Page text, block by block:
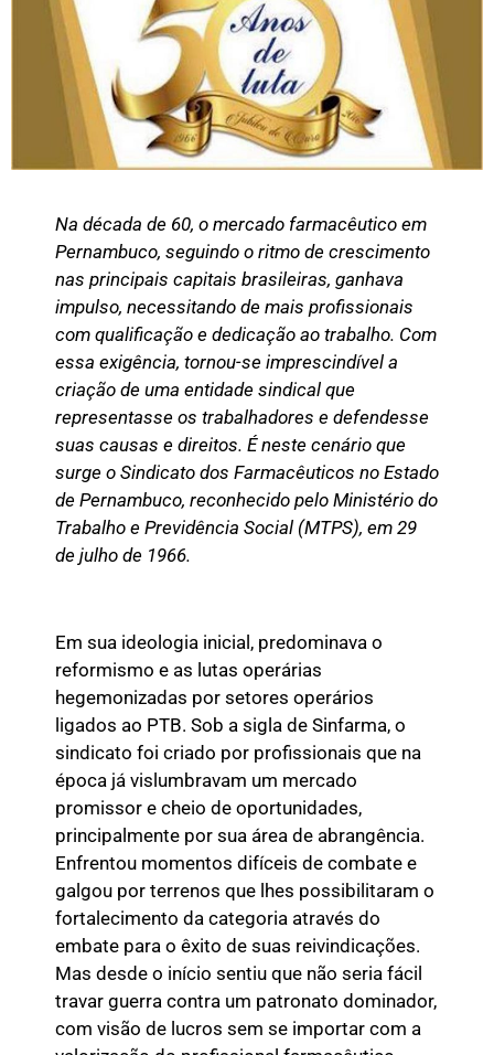
Na década de 60, o mercado farmacêutico em
Pernambuco, seguindo o ritmo de crescimento
nas principais capitais brasileiras, ganhava
impulso, necessitando de mais profissionais
com qualificação e dedicação ao trabalho. Com
essa exigência, tornou-se imprescindível a
criação de uma entidade sindical que
representasse os trabalhadores e defendesse
suas causas e direitos. É neste cenário que
surge o Sindicato dos Farmacêuticos no Estado
de Pernambuco, reconhecido pelo Ministério do
Trabalho e Previdência Social (MTPS), em 29
de julho de 1966.
Em sua ideologia inicial, predominava o
reformismo e as lutas operárias
hegemonizadas por setores operários
ligados ao PTB. Sob a sigla de Sinfarma, o
sindicato foi criado por profissionais que na
época já vislumbravam um mercado
promissor e cheio de oportunidades,
principalmente por sua área de abrangência.
Enfrentou momentos difíceis de combate e
galgou por terrenos que lhes possibilitaram o
fortalecimento da categoria através do
embate para o êxito de suas reivindicações.
Mas desde o início sentiu que não seria fácil
travar guerra contra um patronato dominador,
com visão de lucros sem se importar com a